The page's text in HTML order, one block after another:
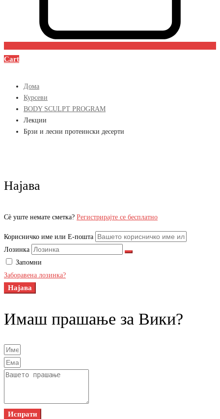
Cart
Дома
Курсеви
BODY SCULPT PROGRAM
Лекции
Брзи и лесни протеински десерти
Најава
Сè уште немате сметка? Регистрирајте се бесплатно
Корисничко име или Е-пошта
Лозинка
Запомни
Заборавена лозинка?
Најава
Имаш прашање за Вики?
Испрати